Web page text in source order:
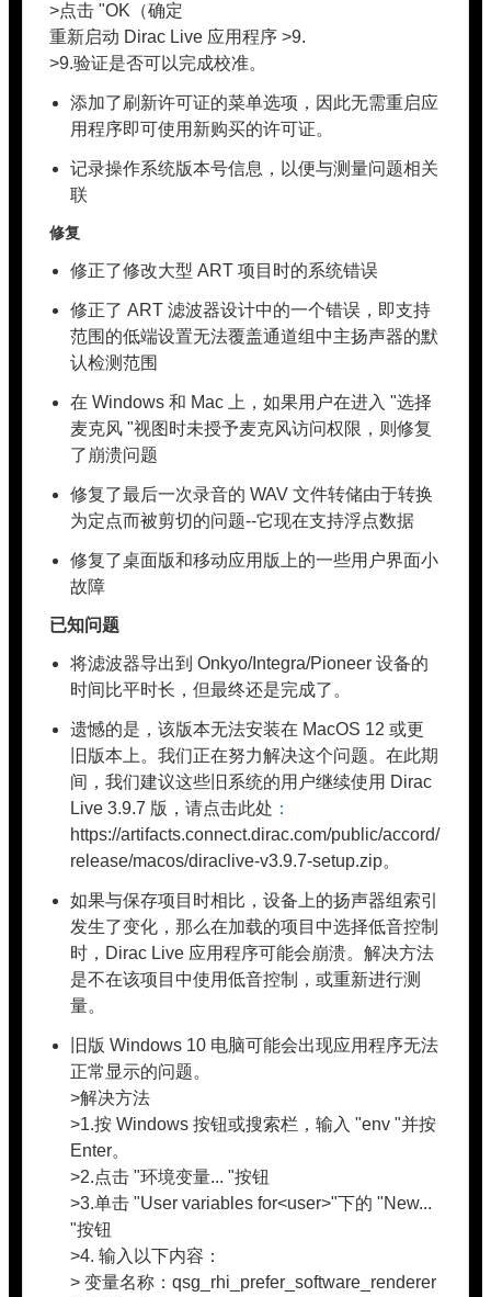
>点击 "OK（确定
重新启动 Dirac Live 应用程序 >9.
>9.验证是否可以完成校准。
添加了刷新许可证的菜单选项，因此无需重启应
用程序即可使用新购买的许可证。
记录操作系统版本号信息，以便与测量问题相关
联
修复
修正了修改大型 ART 项目时的系统错误
修正了 ART 滤波器设计中的一个错误，即支持
范围的低端设置无法覆盖通道组中主扬声器的默
认检测范围
在 Windows 和 Mac 上，如果用户在进入 "选择
麦克风 "视图时未授予麦克风访问权限，则修复
了崩溃问题
修复了最后一次录音的 WAV 文件转储由于转换
为定点而被剪切的问题--它现在支持浮点数据
修复了桌面版和移动应用版上的一些用户界面小
故障
已知问题
将滤波器导出到 Onkyo/Integra/Pioneer 设备的
时间比平时长，但最终还是完成了。
遗憾的是，该版本无法安装在 MacOS 12 或更
旧版本上。我们正在努力解决这个问题。在此期
间，我们建议这些旧系统的用户继续使用 Dirac
Live 3.9.7 版，请点击此处 ：
https://artifacts.connect.dirac.com/public/accord/
release/macos/diraclive-v3.9.7-setup.zip。
如果与保存项目时相比，设备上的扬声器组索引
发生了变化，那么在加载的项目中选择低音控制
时，Dirac Live 应用程序可能会崩溃。解决方法
是不在该项目中使用低音控制，或重新进行测
量。
旧版 Windows 10 电脑可能会出现应用程序无法
正常显示的问题。
>解决方法
>1.按 Windows 按钮或搜索栏，输入 "env "并按
Enter。
>2.点击 "环境变量... "按钮
>3.单击 "User variables for<user>"下的 "New...
"按钮
>4. 输入以下内容：
> 变量名称：qsg_rhi_prefer_software_renderer